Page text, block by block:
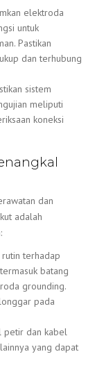
elektroda
untuk
Pastikan
dan terhubung
sistem
meliputi
koneksi
dan
adalah
rutin terhadap
batang
grounding.
pada
petir dan kabel
yang dapat